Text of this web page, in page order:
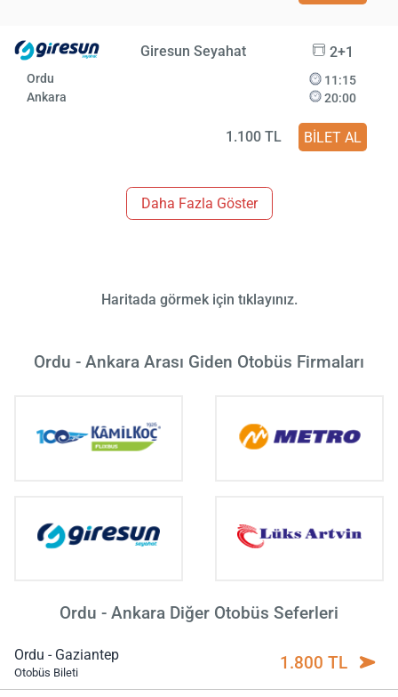
Giresun Seyahat 2+1
Ordu
Ankara
11:15
20:00
1.100 TL BİLET AL
Daha Fazla Göster
Haritada görmek için tıklayınız.
Ordu - Ankara Arası Giden Otobüs Firmaları
Ordu - Ankara Diğer Otobüs Seferleri
Ordu - Gaziantep
Otobüs Bileti 1.800 TL